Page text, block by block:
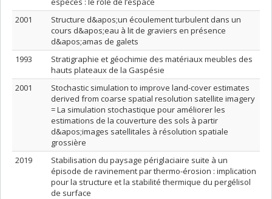
2001
Structure d&apos;un écoulement turbulent dans un
cours d&apos;eau à lit de graviers en présence
d&apos;amas de galets
1993
Stratigraphie et géochimie des matériaux meubles des
hauts plateaux de la Gaspésie
2001
Stochastic simulation to improve land-cover estimates
derived from coarse spatial resolution satellite imagery
= La simulation stochastique pour améliorer les
estimations de la couverture des sols à partir
d&apos;images satellitales à résolution spatiale
grossière
2019
Stabilisation du paysage périglaciaire suite à un
épisode de ravinement par thermo-érosion : implication
pour la structure et la stabilité thermique du pergélisol
de surface